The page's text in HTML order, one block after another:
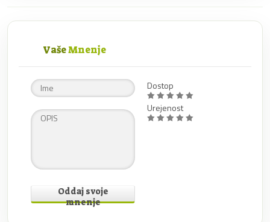
VašeMnenje
Oddaj svoje
mnenje
Dostop
Urejenost